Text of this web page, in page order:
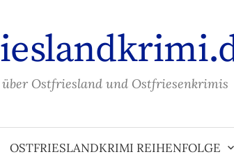
über Ostfriesland und Ostfriesenkrimis
OSTFRIESLANDKRIMI REIHENFOLGE